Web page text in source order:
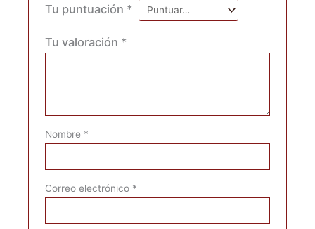
Tu puntuación *
Tu valoración *
Nombre *
Correo electrónico *